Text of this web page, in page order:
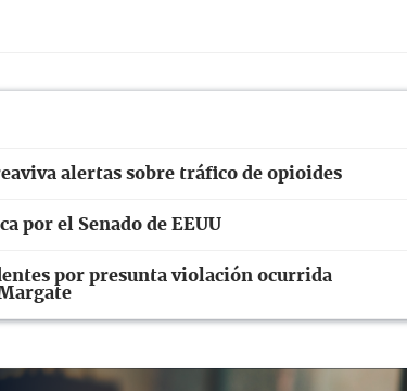
alertas sobre tráfico de opioides
por el Senado de EEUU
por presunta violación ocurrida